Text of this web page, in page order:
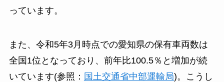
っています。
また、令和5年3月時点での愛知県の保有車両数は
全国1位となっており、前年比100.5％と増加が続
いています(参照： 国土交通省中部運輸局)。こうし